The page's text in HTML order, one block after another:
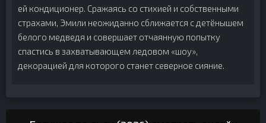
ей кондиционер. Сражаясь со стихией и собственными
страхами, Эмили неожиданно сближается с детёнышем
белого медведя и совершает отчаянную попытку
спастись в захватывающем ледовом «шоу»,
декорацией для которого станет северное сияние.